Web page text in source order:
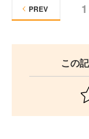
1
PREV
この